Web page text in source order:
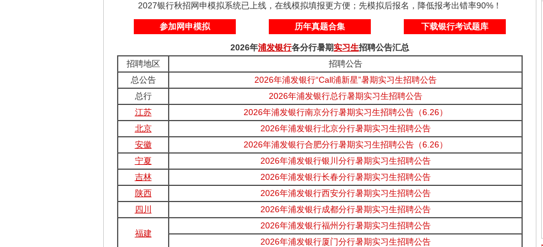
2027银行秋招网申模拟系统已上线，在线模拟填报更方便；先模拟后报名，降低报考出错率90%！
参加网申模拟 历年真题合集 下载银行考试题库
2026年浦发银行各分行暑期实习生招聘公告汇总
招聘地区
招聘公告
总公告
2026年浦发银行“Call浦新星”暑期实习生招聘公告
总行
2026年浦发银行总行暑期实习生招聘公告
江苏
2026年浦发银行南京分行暑期实习生招聘公告（6.26）
北京
2026年浦发银行北京分行暑期实习生招聘公告
安徽
2026年浦发银行合肥分行暑期实习生招聘公告（6.26）
宁夏
2026年浦发银行银川分行暑期实习生招聘公告
吉林
2026年浦发银行长春分行暑期实习生招聘公告
陕西
2026年浦发银行西安分行暑期实习生招聘公告
四川
2026年浦发银行成都分行暑期实习生招聘公告
福建
2026年浦发银行福州分行暑期实习生招聘公告
2026年浦发银行厦门分行暑期实习生招聘公告